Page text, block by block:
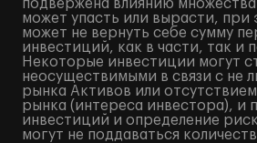
подвержена влиянию
может упасть или вырасти, при
может не вернуть себе сумму
инвестиций, как в части, так и
Некоторые инвестиции могут
неосуществимыми в связи с не
рынка Активов или
рынка (интереса инвестора), и
инвестиций и определение
могут не поддаваться